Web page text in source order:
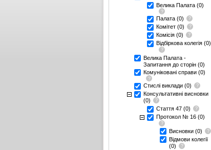
Велика Палата (0)
Палата (0)
Комітет (0)
Комісія (0)
Відбіркова колегія (0)
Велика Палата -
Запитання до сторін (0)
Комуніковані справи (0)
Стислі виклади (0)
Консультативні висновки
(0)
Стаття 47 (0)
Протокол № 16 (0)
Висновки (0)
Відмови колегії
(0)